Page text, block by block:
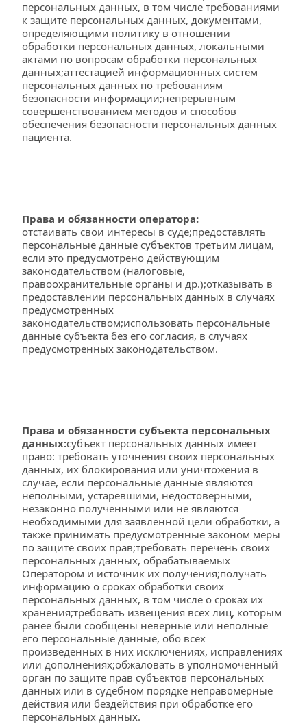
персональных данных, в том числе требованиями
к защите персональных данных, документами,
определяющими политику в отношении
обработки персональных данных, локальными
актами по вопросам обработки персональных
данных;аттестацией информационных систем
персональных данных по требованиям
безопасности информации;непрерывным
совершенствованием методов и способов
обеспечения безопасности персональных данных
пациента.
Права и обязанности оператора:
отстаивать свои интересы в суде;предоставлять
персональные данные субъектов третьим лицам,
если это предусмотрено действующим
законодательством (налоговые,
правоохранительные органы и др.);отказывать в
предоставлении персональных данных в случаях
предусмотренных
законодательством;использовать персональные
данные субъекта без его согласия, в случаях
предусмотренных законодательством.
Права и обязанности субъекта персональных
данных:субъект персональных данных имеет
право: требовать уточнения своих персональных
данных, их блокирования или уничтожения в
случае, если персональные данные являются
неполными, устаревшими, недостоверными,
незаконно полученными или не являются
необходимыми для заявленной цели обработки, а
также принимать предусмотренные законом меры
по защите своих прав;требовать перечень своих
персональных данных, обрабатываемых
Оператором и источник их получения;получать
информацию о сроках обработки своих
персональных данных, в том числе о сроках их
хранения;требовать извещения всех лиц, которым
ранее были сообщены неверные или неполные
его персональные данные, обо всех
произведенных в них исключениях, исправлениях
или дополнениях;обжаловать в уполномоченный
орган по защите прав субъектов персональных
данных или в судебном порядке неправомерные
действия или бездействия при обработке его
персональных данных.